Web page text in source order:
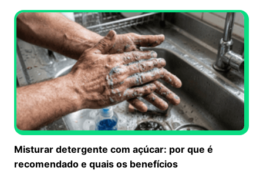
Misturar detergente com açúcar: por que é
recomendado e quais os benefícios